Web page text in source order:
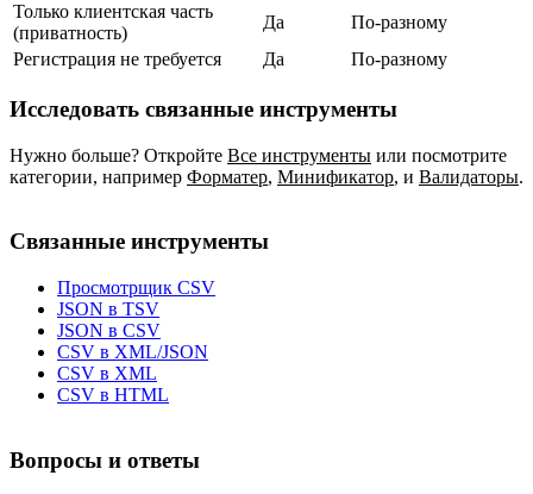
Только клиентская часть
(приватность)
Да
По‑разному
Регистрация не требуется
Да По‑разному
Исследовать связанные инструменты
Нужно больше? Откройте Все инструменты или посмотрите
категории, например Форматер, Минификатор, и Валидаторы.
Связанные инструменты
Просмотрщик CSV
JSON в TSV
JSON в CSV
CSV в XML/JSON
CSV в XML
CSV в HTML
Вопросы и ответы